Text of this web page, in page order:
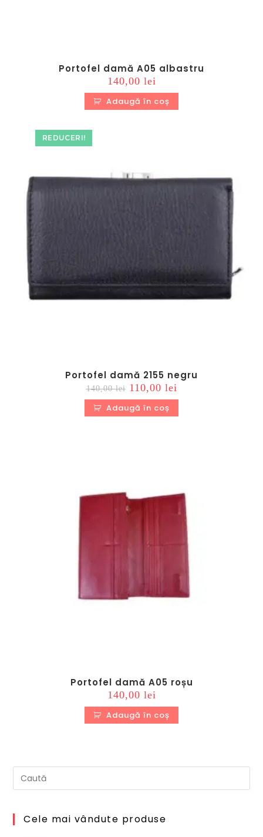
Portofel damă A05 albastru
140,00 lei
Adaugă în coș
REDUCERI!
Portofel damă 2155 negru
140,00lei Prețul
inițial
a
fost:
140,00 lei.
110,00 lei
curent
este:
Adaugă în coș
Portofel damă A05 roșu
140,00 lei
Adaugă în coș
Cele mai vândute produse